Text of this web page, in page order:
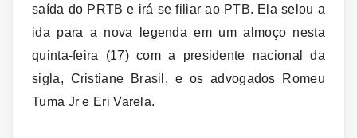
saída do PRTB e irá se filiar ao PTB. Ela selou a
ida para a nova legenda em um almoço nesta
quinta-feira (17) com a presidente nacional da
sigla, Cristiane Brasil, e os advogados Romeu
Tuma Jr e Eri Varela.